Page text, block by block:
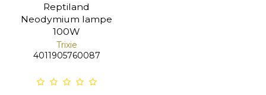
Reptiland
Neodymium lampe
100W
Trixie
4011905760087